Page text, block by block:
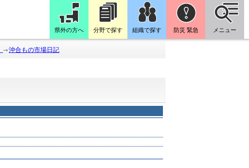
県外の方へ 分野で探す 組織で探す 防災 緊急 メニュー
沖合もの市場日記